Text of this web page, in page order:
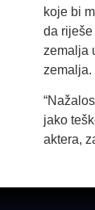
koje bi
da riješe
zemalja
zemalja.
jako
aktera,